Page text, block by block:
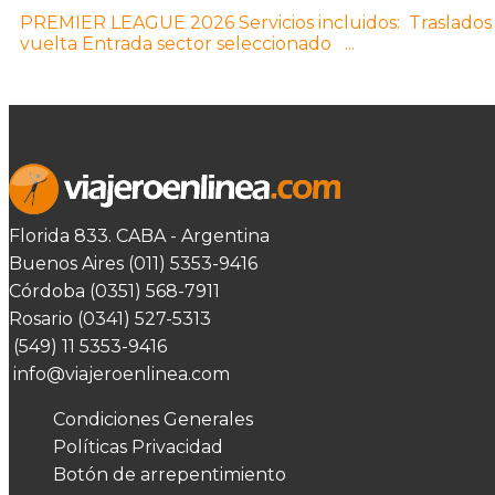
PREMIER LEAGUE 2026 Servicios incluidos:
vuelta Entrada sector seleccionado ...
Florida 833. CABA - Argentina
Buenos Aires (011) 5353-9416
Córdoba (0351) 568-7911
Rosario (0341) 527-5313
(549) 11 5353-9416
info@viajeroenlinea.com
Condiciones Generales
Políticas Privacidad
Botón de arrepentimiento